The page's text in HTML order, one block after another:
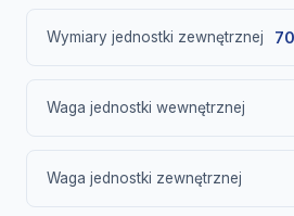
Wymiary jednostki zewnętrznej
Waga jednostki wewnętrznej
Waga jednostki zewnętrznej